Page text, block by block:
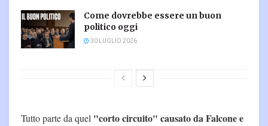
Come dovrebbe essere un buon
politico oggi
30 LUGLIO 2026
Tutto parte da quel "corto circuito" causato da Falcone e